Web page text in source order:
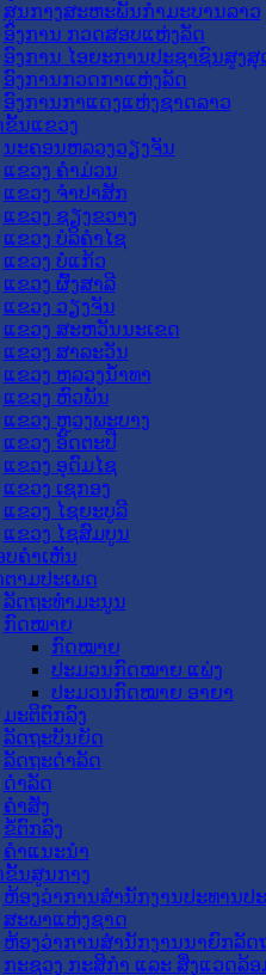
ສູນກາງສະຫະພັນກຳມະບານລາວ
ອົງການ ກວດສອບແຫ່ງລັດ
ອົງການ ໄອຍະການປະຊາຊົນສູງສຸ
ອົງການກວດກາແຫ່ງລັດ
ອົງການກາແດງແຫ່ງຊາດລາວ
ຂັ້ນແຂວງ
ນະ​ຄອນ​ຫລວງວຽງຈັນ
ແຂວງ ຄໍາມ່ວນ
ແຂວງ ຈໍາປາສັກ
ແຂວງ ຊຽງຂວາງ
ແຂວງ ບໍລິຄໍາໄຊ
ແຂວງ ບໍ່ແກ້ວ
ແຂວງ ຜົ້ງສາລີ
ແຂວງ ວຽງຈັນ
ແຂວງ ສະຫວັນນະເຂດ
ແຂວງ ສາລະວັນ
ແຂວງ ຫລວງນໍ້າທາ
ແຂວງ ຫົວພັນ
ແຂວງ ຫຼວງພະບາງ
ແຂວງ ອັດຕະປື
ແຂວງ ອຸດົມໄຊ
ແຂວງ ເຊກອງ
ແຂວງ ໄຊຍະບູລີ
ແຂວງ ໄຊສົມບູນ
ບຄໍາເຫັນ
າມປະເພດ
ລັດຖະທໍາມະນູນ
ກົດໝາຍ
ກົດໝາຍ
ປະມວນກົດໝາຍ ແພ່ງ
ປະມວນກົດໝາຍ ອາຍາ
ມະຕິຕົກລົງ
ລັດຖະບັນຍັດ
ລັດຖະດໍາລັດ
ດໍາລັດ
ຄໍາສັ່ງ
ຂໍ້ຕົກລົງ
ຄໍາແນະນໍາ
ຂັ້ນສູນກາງ
ຫ້ອງວ່າການສໍານັກງານປະທານປ
ສະພາແຫ່ງຊາດ
ຫ້ອງວ່າການສຳນັກງານນາຍົກລັດ
ກະຊວງ ກະສິກຳ ແລະ ສິ່ງແວດລ້ອ